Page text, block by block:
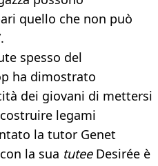
quello che non può
spesso del
ha dimostrato
dei giovani di mettersi
legami
la tutor Genet
la sua tuteeDesirée è